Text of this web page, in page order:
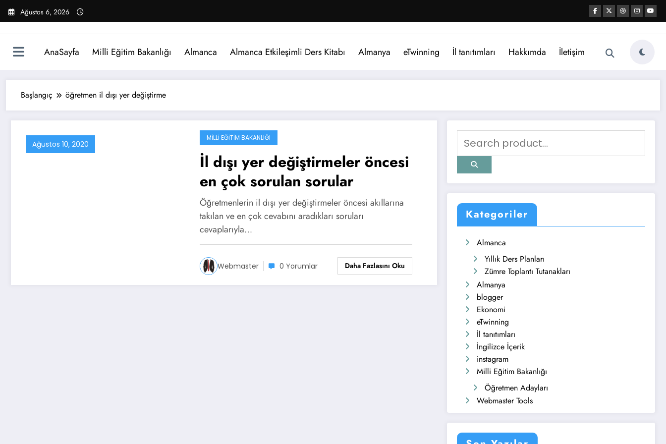
İçeriğe
atla
Ağustos 6, 2026
AnaSayfa Milli Eğitim Bakanlığı Almanca Almanca Etkileşimli Ders Kitabı Almanya eTwinning İl tanıtımları Hakkımda İletişim
Başlangıç öğretmen il dışı yer değiştirme
Ağustos 10, 2020
MILLI EĞITIM BAKANLIĞI
İl dışı yer değiştirmeler öncesi
en çok sorulan sorular
Öğretmenlerin il dışı yer değiştirmeler öncesi akıllarına
takılan ve en çok cevabını aradıkları soruları
cevaplarıyla…
Webmaster 0 Yorumlar Daha Fazlasını Oku
Kategoriler
Almanca
Yıllık Ders Planları
Zümre Toplantı Tutanakları
Almanya
blogger
Ekonomi
eTwinning
İl tanıtımları
İngilizce İçerik
instagram
Milli Eğitim Bakanlığı
Öğretmen Adayları
Webmaster Tools